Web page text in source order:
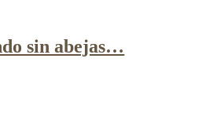
sin abejas…